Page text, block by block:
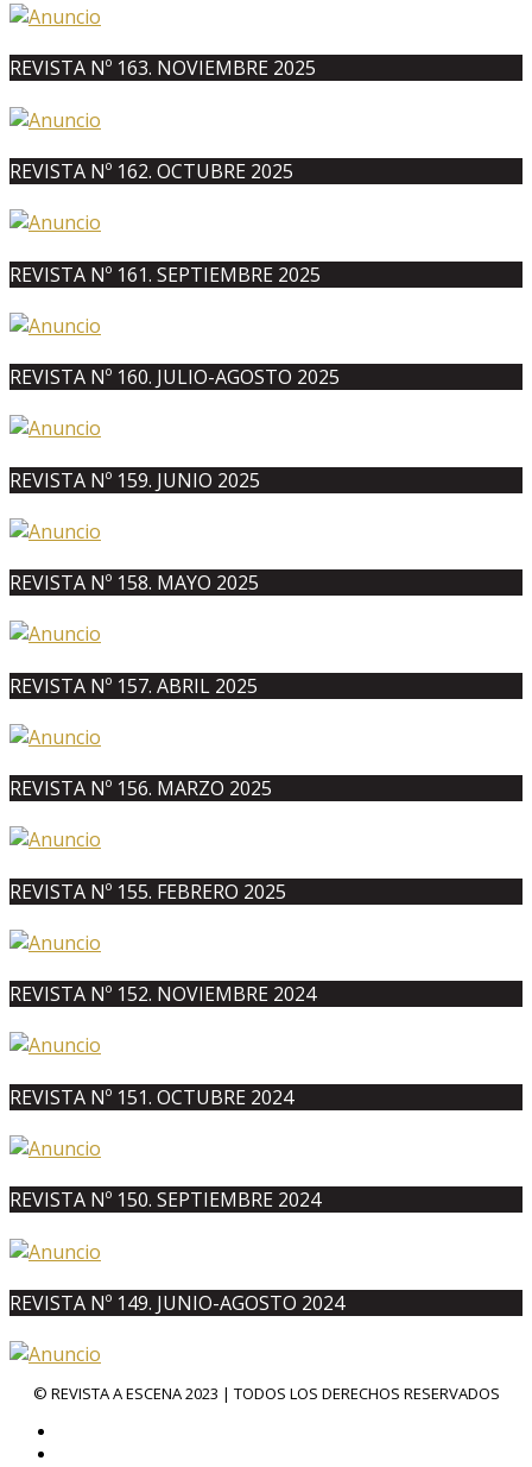
REVISTA Nº 163. NOVIEMBRE 2025
REVISTA Nº 162. OCTUBRE 2025
REVISTA Nº 161. SEPTIEMBRE 2025
REVISTA Nº 160. JULIO-AGOSTO 2025
REVISTA Nº 159. JUNIO 2025
REVISTA Nº 158. MAYO 2025
REVISTA Nº 157. ABRIL 2025
REVISTA Nº 156. MARZO 2025
REVISTA Nº 155. FEBRERO 2025
REVISTA Nº 152. NOVIEMBRE 2024
REVISTA Nº 151. OCTUBRE 2024
REVISTA Nº 150. SEPTIEMBRE 2024
REVISTA Nº 149. JUNIO-AGOSTO 2024
© REVISTA A ESCENA 2023 | TODOS LOS DERECHOS RESERVADOS